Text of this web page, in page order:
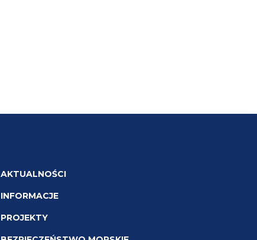
AKTUALNOŚCI
INFORMACJE
PROJEKTY